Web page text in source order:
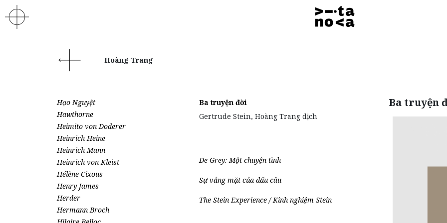
Hoàng Trang
Hạo Nguyệt
Hawthorne
Heimito von Doderer
Heinrich Heine
Heinrich Mann
Heinrich von Kleist
Hélène Cixous
Henry James
Herder
Hermann Broch
Ba truyện đời
Gertrude Stein, Hoàng Trang dịch
De Grey: Một chuyện tình
Sự vắng mặt của dấu câu
The Stein Experience / Kinh nghiệm Stein
Ba truyện